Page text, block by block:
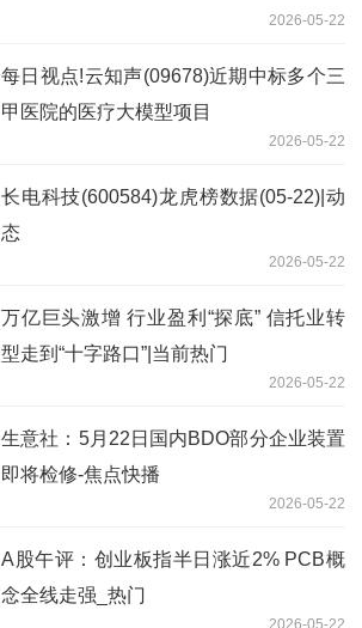
2026-05-22
每日视点!云知声(09678)近期中标多个三
甲医院的医疗大模型项目
2026-05-22
长电科技(600584)龙虎榜数据(05-22)|动
态
2026-05-22
万亿巨头激增 行业盈利“探底” 信托业转
型走到“十字路口”|当前热门
2026-05-22
生意社：5月22日国内BDO部分企业装置
即将检修-焦点快播
2026-05-22
A股午评：创业板指半日涨近2% PCB概
念全线走强_热门
2026-05-22